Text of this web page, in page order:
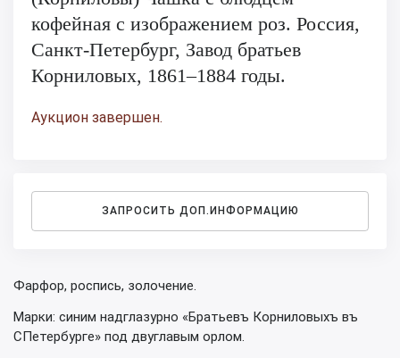
кофейная с изображением роз. Россия,
Санкт-Петербург, Завод братьев
Корниловых, 1861–1884 годы.
Аукцион завершен.
ЗАПРОСИТЬ ДОП.ИНФОРМАЦИЮ
Фарфор, роспись, золочение.
Марки: синим надглазурно «Братьевъ Корниловыхъ въ
СПетербурге» под двуглавым орлом.